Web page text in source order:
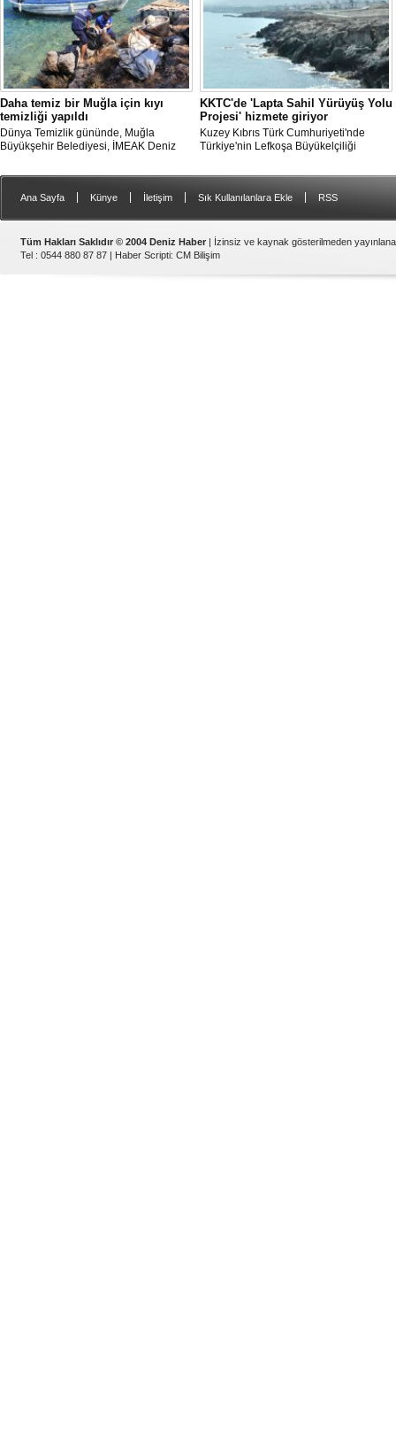
Daha temiz bir Muğla için kıyı
temizliği yapıldı
Dünya Temizlik gününde, Muğla
Büyükşehir Belediyesi, İMEAK Deniz
Temiz Derneği (TURMEPA) Marmaris iş
yapıldı.
KKTC'de 'Lapta Sahil Yürüyüş Yolu
Projesi' hizmete giriyor
Kuzey Kıbrıs Türk Cumhuriyeti'nde
Türkiye'nin Lefkoşa Büyükelçiliği
tamamlanan "Lapta Sahil Yürüyüş Yolu
Ana Sayfa Künye İletişim Sık Kullanılanlara Ekle RSS
Tüm Hakları Saklıdır © 2004 Deniz Haber | İzinsiz ve kaynak gösterilmeden
Tel : 0544 880 87 87 | Haber Scripti: CM Bilişim